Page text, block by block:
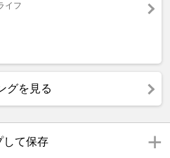
イフ
グを見る
して保存